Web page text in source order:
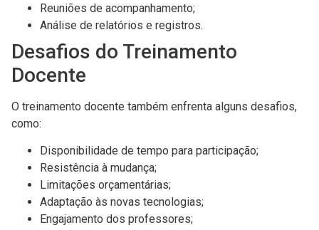
Reuniões de acompanhamento;
Análise de relatórios e registros.
Desafios do Treinamento
Docente
O treinamento docente também enfrenta alguns desafios,
como:
Disponibilidade de tempo para participação;
Resistência à mudança;
Limitações orçamentárias;
Adaptação às novas tecnologias;
Engajamento dos professores;